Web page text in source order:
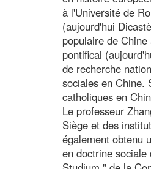
à l'Université de
(aujourd'hui
populaire de
pontifical
de recherche
sociales en Chine.
catholiques en
Le professeur
Siège et des
également obtenu
en doctrine